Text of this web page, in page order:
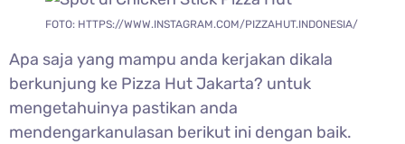
FOTO: HTTPS://WWW.INSTAGRAM.COM/PIZZAHUT.INDONESIA/
Apa saja yang mampu anda kerjakan dikala
berkunjung ke Pizza Hut Jakarta? untuk
mengetahuinya pastikan anda
mendengarkanulasan berikut ini dengan baik.